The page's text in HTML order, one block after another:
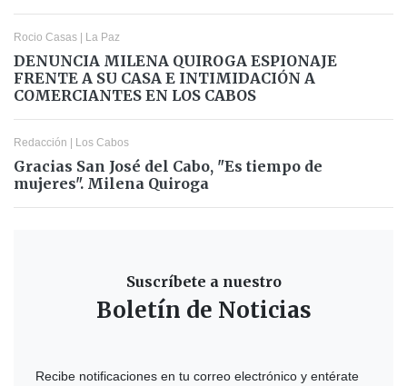
Rocio Casas | La Paz
DENUNCIA MILENA QUIROGA ESPIONAJE
FRENTE A SU CASA E INTIMIDACIÓN A
COMERCIANTES EN LOS CABOS
Redacción | Los Cabos
Gracias San José del Cabo, "Es tiempo de
mujeres". Milena Quiroga
Suscríbete a nuestro
Boletín de Noticias
Recibe notificaciones en tu correo electrónico y entérate